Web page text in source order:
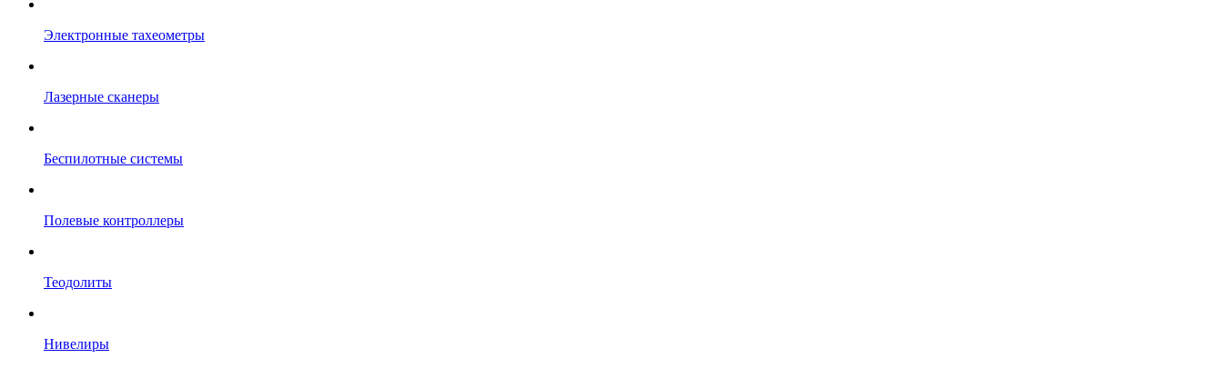
Электронные тахеометры
Лазерные сканеры
Беспилотные системы
Полевые контроллеры
Теодолиты
Нивелиры